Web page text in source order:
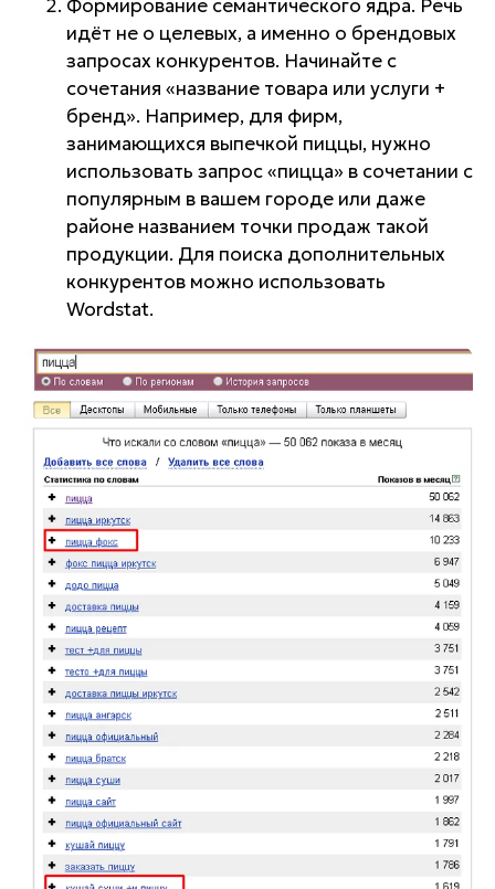
Формирование семантического ядра. Речь
идёт не о целевых, а именно о брендовых
запросах конкурентов. Начинайте с
сочетания «название товара или услуги +
бренд». Например, для фирм,
занимающихся выпечкой пиццы, нужно
использовать запрос «пицца» в сочетании с
популярным в вашем городе или даже
районе названием точки продаж такой
продукции. Для поиска дополнительных
конкурентов можно использовать
Wordstat.